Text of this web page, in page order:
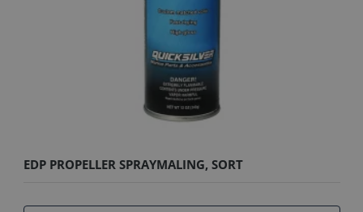
EDP PROPELLER SPRAYMALING, SORT